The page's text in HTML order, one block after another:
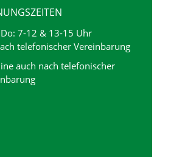
7-12 & 13-15 Uhr
telefonischer Vereinbarung
auch nach telefonischer